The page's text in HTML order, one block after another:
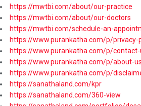
https://mwtbi.com/about/our-practice
https://mwtbi.com/about/our-doctors
https://mwtbi.com/schedule-an-
https://www.purankatha.com/p/privacy-
https://www.purankatha.com/p/contact-
https://www.purankatha.com/p/about-
https://www.purankatha.com/p/
https://sanathaland.com/kpr
https://sanathaland.com/360-view